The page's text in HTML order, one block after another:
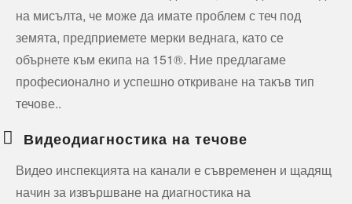
на мисълта, че може да имате проблем с теч под
земята, предприемете мерки веднага, като се
обърнете към екипа на 151®. Ние предлагаме
професионално и успешно откриване на такъв тип
течове..
Видеодиагностика на течове
Видео инспекцията на канали е съвременен и щадящ
начин за извършване на диагностика на